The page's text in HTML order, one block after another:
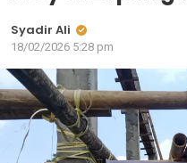
Syadir Ali
18/02/2026 5:28 pm